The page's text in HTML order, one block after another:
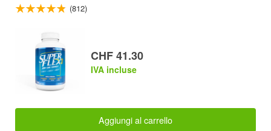
(812)
CHF 41.30
IVA incluse
Aggiungi al carrello